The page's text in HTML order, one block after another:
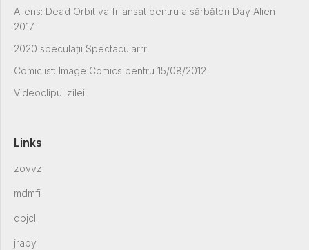
Aliens: Dead Orbit va fi lansat pentru a sărbători Day Alien
2017
2020 speculații Spectacularrr!
Comiclist: Image Comics pentru 15/08/2012
Videoclipul zilei
Links
zovvz
mdmfi
qbjcl
jraby